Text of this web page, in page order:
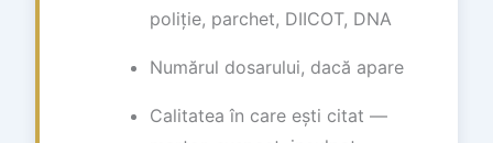
poliție, parchet, DIICOT, DNA
Numărul dosarului, dacă apare
Calitatea în care ești citat —